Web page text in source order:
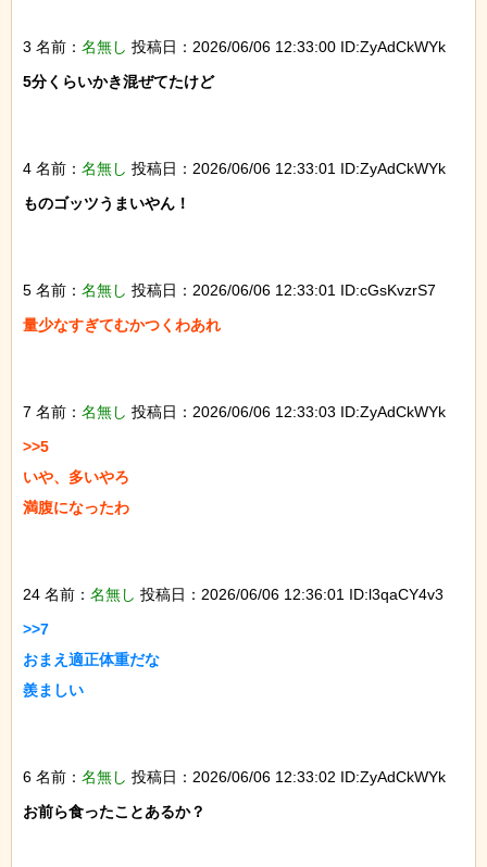
3 名前： 名無し 投稿日：2026/06/06 12:33:00 ID:ZyAdCkWYk
5分くらいかき混ぜてたけど
4 名前： 名無し 投稿日：2026/06/06 12:33:01 ID:ZyAdCkWYk
ものゴッツうまいやん！
5 名前： 名無し 投稿日：2026/06/06 12:33:01 ID:cGsKvzrS7
量少なすぎてむかつくわあれ
7 名前： 名無し 投稿日：2026/06/06 12:33:03 ID:ZyAdCkWYk
>>5
いや、多いやろ
満腹になったわ
24 名前： 名無し 投稿日：2026/06/06 12:36:01 ID:l3qaCY4v3
>>7
おまえ適正体重だな
羨ましい
6 名前： 名無し 投稿日：2026/06/06 12:33:02 ID:ZyAdCkWYk
お前ら食ったことあるか？